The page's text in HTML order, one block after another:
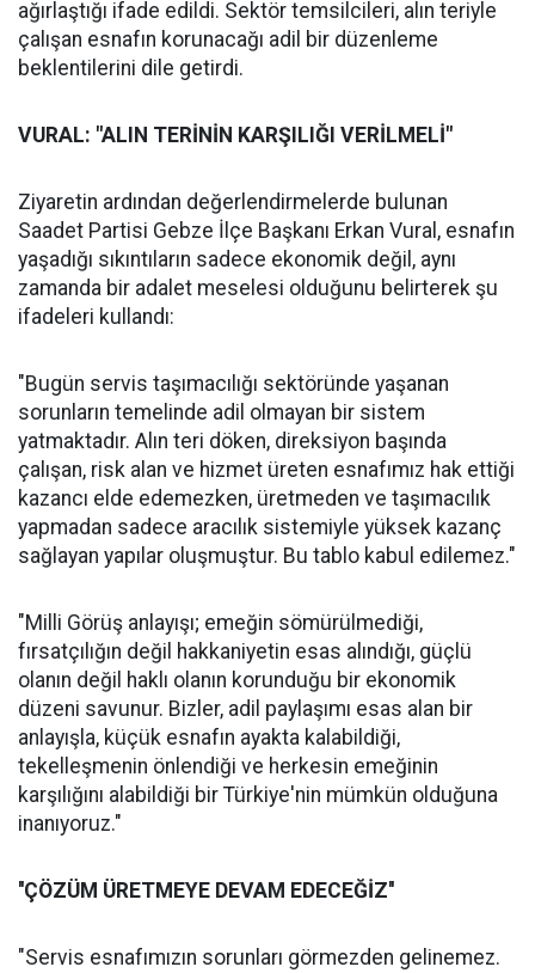
ağırlaştığı ifade edildi. Sektör temsilcileri, alın teriyle
çalışan esnafın korunacağı adil bir düzenleme
beklentilerini dile getirdi.
VURAL: "ALIN TERİNİN KARŞILIĞI VERİLMELİ"
Ziyaretin ardından değerlendirmelerde bulunan
Saadet Partisi Gebze İlçe Başkanı Erkan Vural, esnafın
yaşadığı sıkıntıların sadece ekonomik değil, aynı
zamanda bir adalet meselesi olduğunu belirterek şu
ifadeleri kullandı:
"Bugün servis taşımacılığı sektöründe yaşanan
sorunların temelinde adil olmayan bir sistem
yatmaktadır. Alın teri döken, direksiyon başında
çalışan, risk alan ve hizmet üreten esnafımız hak ettiği
kazancı elde edemezken, üretmeden ve taşımacılık
yapmadan sadece aracılık sistemiyle yüksek kazanç
sağlayan yapılar oluşmuştur. Bu tablo kabul edilemez."
"Milli Görüş anlayışı; emeğin sömürülmediği,
fırsatçılığın değil hakkaniyetin esas alındığı, güçlü
olanın değil haklı olanın korunduğu bir ekonomik
düzeni savunur. Bizler, adil paylaşımı esas alan bir
anlayışla, küçük esnafın ayakta kalabildiği,
tekelleşmenin önlendiği ve herkesin emeğinin
karşılığını alabildiği bir Türkiye'nin mümkün olduğuna
inanıyoruz."
''ÇÖZÜM ÜRETMEYE DEVAM EDECEĞİZ''
"Servis esnafımızın sorunları görmezden gelinemez.